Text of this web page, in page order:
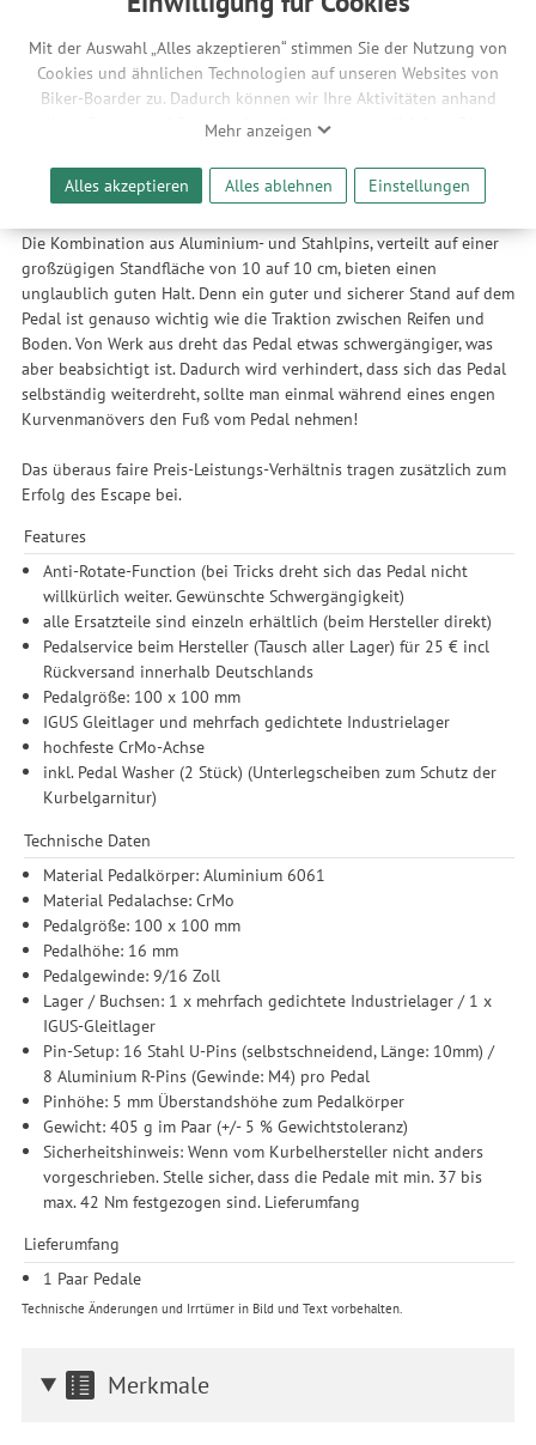
Mit der Auswahl „Alles akzeptieren“ stimmen Sie der Nutzung von
Cookies und ähnlichen Technologien auf unseren Websites von
Biker-Boarder zu. Dadurch können wir Ihre Aktivitäten anhand
Ihrer Geräte- und Browsereinstellungen nachvollziehen. Dies
ermöglicht es uns, anhand ihrer Interessen nutzungsbasierte
Werbeanzeigen für Sie bereitzustellen sowie Funktionalitäten
unserer Website sicherzustellen und stetig zu verbessern. Dabei
werden Ihre Daten auch an Drittanbieter und Werbepartner
weitergegeben. Die Verarbeitung erfolgt ausschließlich zum
Zwecke der Einbindung von Streaming-Inhalten und der
Durchführung von statistischer Analyse, Reichweitenmessungen,
Produktempfehlungen und nutzungsbasierter Werbung.
Informationen zu den einzelnen Funktionen, den Drittanbietern
und der Speicherdauer finden Sie unter Einstellungen. Diese
Einwilligung ist freiwillig, für die Nutzung unserer Website nicht
erforderlich und gilt, bis sie widerrufen wird. Sie können Ihre
Drittanbieter erteilen und jederzeit für die Zukunft widerrufen.
Mehr anzeigen
Alles akzeptieren Alles ablehnen Einstellungen
das eine oder andere Escape Pedal entdecken. Reverse nennt es
intern auch gerne „DAS Bikepark Pedal“ da es nahezu unmöglich ist
den Pedalkörper zu zerstören. Immer wieder erreichen Reverse
Pedale von Kunden, an denen sie einen Service an den Lagern und
deutlich ansieht. Zahllosen „Bekanntschaften“ mit Steinen und
Wurzeln zum Trotz, bleiben die Escape Pedale in Funktion und
erfreuen ihre Besitzer jahrelang mit ihrer Performance!
Die Kombination aus Aluminium- und Stahlpins, verteilt auf einer
großzügigen Standfläche von 10 auf 10 cm, bieten einen
unglaublich guten Halt. Denn ein guter und sicherer Stand auf dem
Pedal ist genauso wichtig wie die Traktion zwischen Reifen und
Boden. Von Werk aus dreht das Pedal etwas schwergängiger, was
aber beabsichtigt ist. Dadurch wird verhindert, dass sich das Pedal
selbständig weiterdreht, sollte man einmal während eines engen
Kurvenmanövers den Fuß vom Pedal nehmen!
Das überaus faire Preis-Leistungs-Verhältnis tragen zusätzlich zum
Erfolg des Escape bei.
Features
Anti-Rotate-Function (bei Tricks dreht sich das Pedal nicht
willkürlich weiter. Gewünschte Schwergängigkeit)
alle Ersatzteile sind einzeln erhältlich (beim Hersteller direkt)
Pedalservice beim Hersteller (Tausch aller Lager) für 25 € incl
Rückversand innerhalb Deutschlands
Pedalgröße: 100 x 100 mm
IGUS Gleitlager und mehrfach gedichtete Industrielager
hochfeste CrMo-Achse
inkl. Pedal Washer (2 Stück) (Unterlegscheiben zum Schutz der
Kurbelgarnitur)
Technische Daten
Material Pedalkörper: Aluminium 6061
Material Pedalachse: CrMo
Pedalgröße: 100 x 100 mm
Pedalhöhe: 16 mm
Pedalgewinde: 9/16 Zoll
Lager / Buchsen: 1 x mehrfach gedichtete Industrielager / 1 x
IGUS-Gleitlager
Pin-Setup: 16 Stahl U-Pins (selbstschneidend, Länge: 10mm) /
8 Aluminium R-Pins (Gewinde: M4) pro Pedal
Pinhöhe: 5 mm Überstandshöhe zum Pedalkörper
Gewicht: 405 g im Paar (+/- 5 % Gewichtstoleranz)
Sicherheitshinweis: Wenn vom Kurbelhersteller nicht anders
vorgeschrieben. Stelle sicher, dass die Pedale mit min. 37 bis
max. 42 Nm festgezogen sind. Lieferumfang
Lieferumfang
1 Paar Pedale
Technische Änderungen und Irrtümer in Bild und Text vorbehalten.
Merkmale